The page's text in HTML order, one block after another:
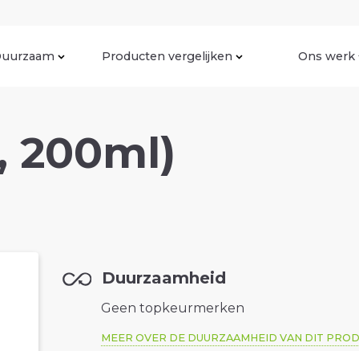
Producten vergelijken Ons werk
200ml)
Duurzaamheid
Geen topkeurmerken
MEER OVER DE DUURZAAMHEID VAN DIT